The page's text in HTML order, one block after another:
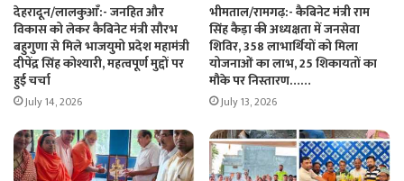
देहरादून/लालकुआँ:- जनहित और
विकास को लेकर कैबिनेट मंत्री सौरभ
बहुगुणा से मिले भाजयुमो प्रदेश महामंत्री
दीपेंद्र सिंह कोश्यारी, महत्वपूर्ण मुद्दों पर
हुई चर्चा
July 14, 2026
भीमताल/रामगढ़:- कैबिनेट मंत्री राम
सिंह कैड़ा की अध्यक्षता में जनसेवा
शिविर, 358 लाभार्थियों को मिला
योजनाओं का लाभ, 25 शिकायतों का
मौके पर निस्तारण……
July 13, 2026